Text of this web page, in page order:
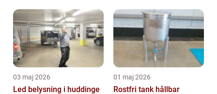
03 maj 2026
Led belysning i huddinge
01 maj 2026
Rostfri tank hållbar